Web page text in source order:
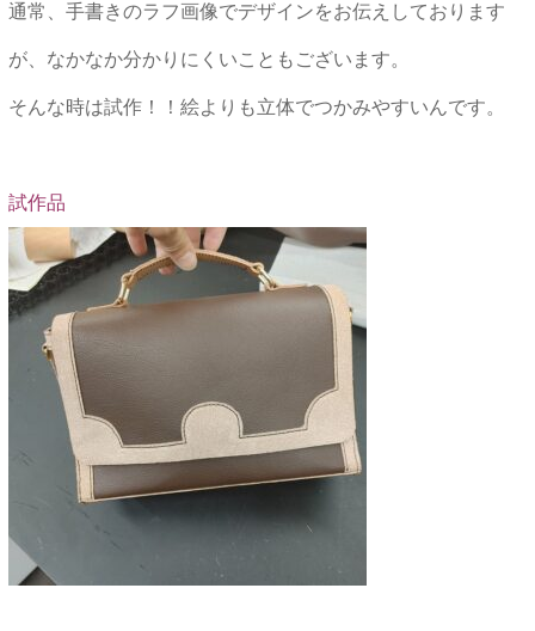
通常、手書きのラフ画像でデザインをお伝えしております
が、なかなか分かりにくいこともございます。
そんな時は試作！！絵よりも立体でつかみやすいんです。
試作品